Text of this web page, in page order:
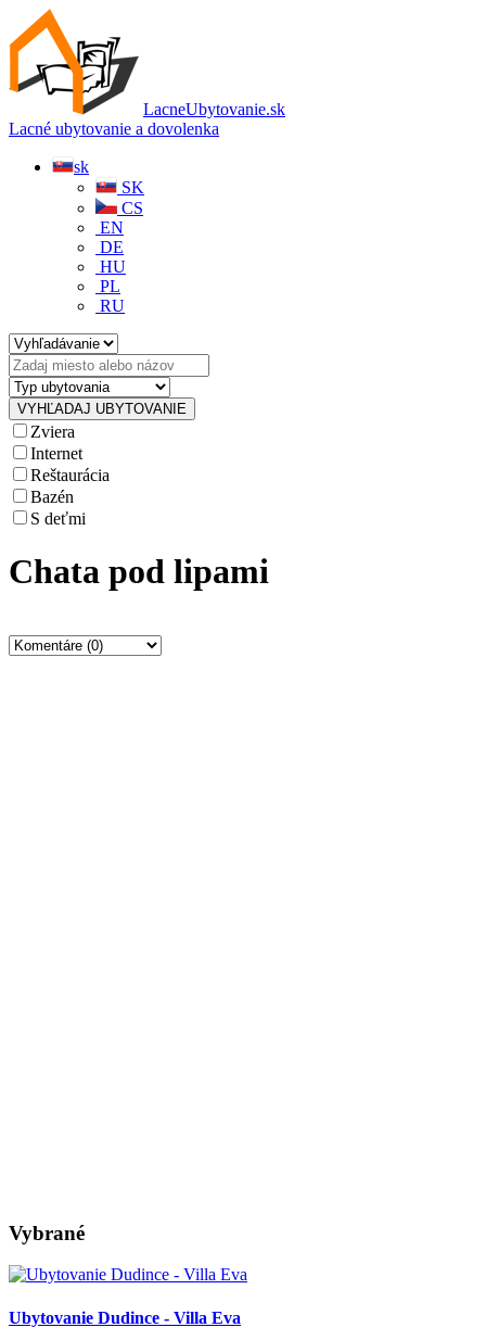
LacneUbytovanie.sk
Lacné ubytovanie a dovolenka
sk
SK
CS
EN
DE
HU
PL
RU
Zviera
Internet
Reštaurácia
Bazén
S deťmi
Chata pod lipami
Vybrané
Ubytovanie Dudince - Villa Eva